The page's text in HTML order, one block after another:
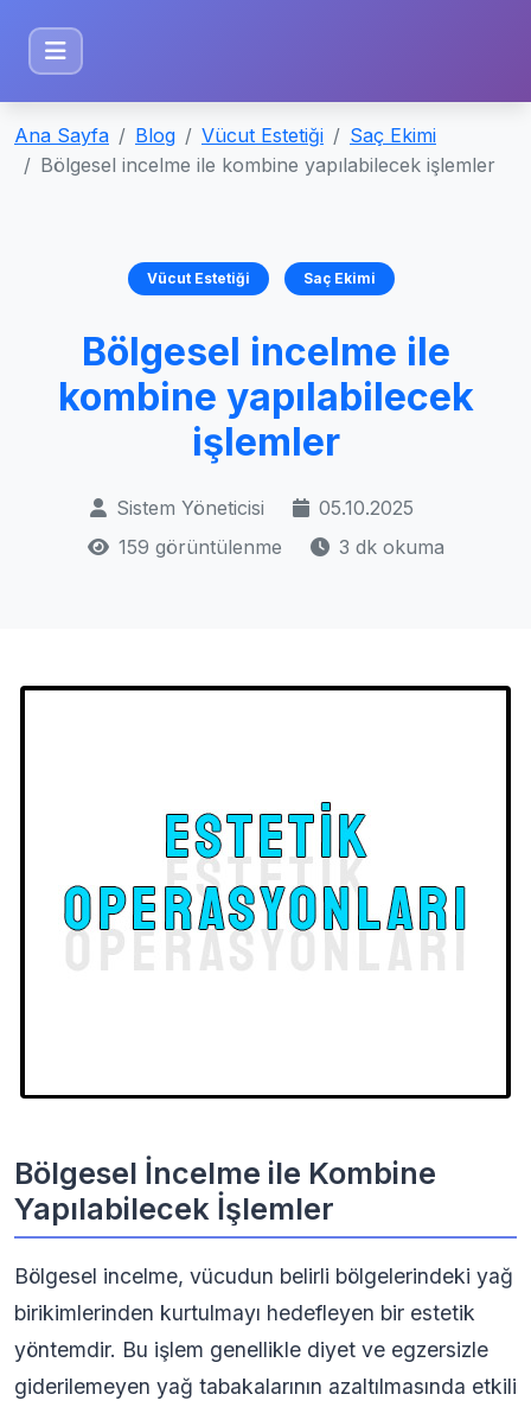
Ana Sayfa Blog Vücut Estetiği
Saç Ekimi
Bölgesel incelme ile kombine yapılabilecek işlemler
Vücut Estetiği Saç Ekimi
Bölgesel incelme ile
kombine yapılabilecek
işlemler
Sistem Yöneticisi
05.10.2025
159 görüntülenme
3 dk okuma
Bölgesel İncelme ile Kombine
Yapılabilecek İşlemler
Bölgesel incelme, vücudun belirli bölgelerindeki yağ
birikimlerinden kurtulmayı hedefleyen bir estetik
yöntemdir. Bu işlem genellikle diyet ve egzersizle
giderilemeyen yağ tabakalarının azaltılmasında etkili